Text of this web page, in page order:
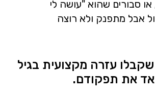
או סבורים שהוא "עושה לי
אבל מתפנק ולא רוצה
עזרה מקצועית בגיל
את תפקודם.